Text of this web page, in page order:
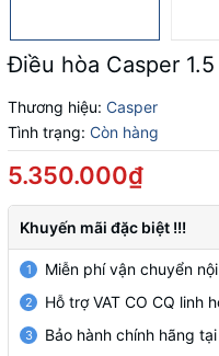
Điều hòa Casper
Thương hiệu: Casper
Tình trạng: Còn hàng
5.350.000₫
Khuyến mãi đặc biệt !!!
1 Miễn phí vận chuyển
2 Hỗ trợ VAT CO CQ linh
3 Bảo hành chính hãng